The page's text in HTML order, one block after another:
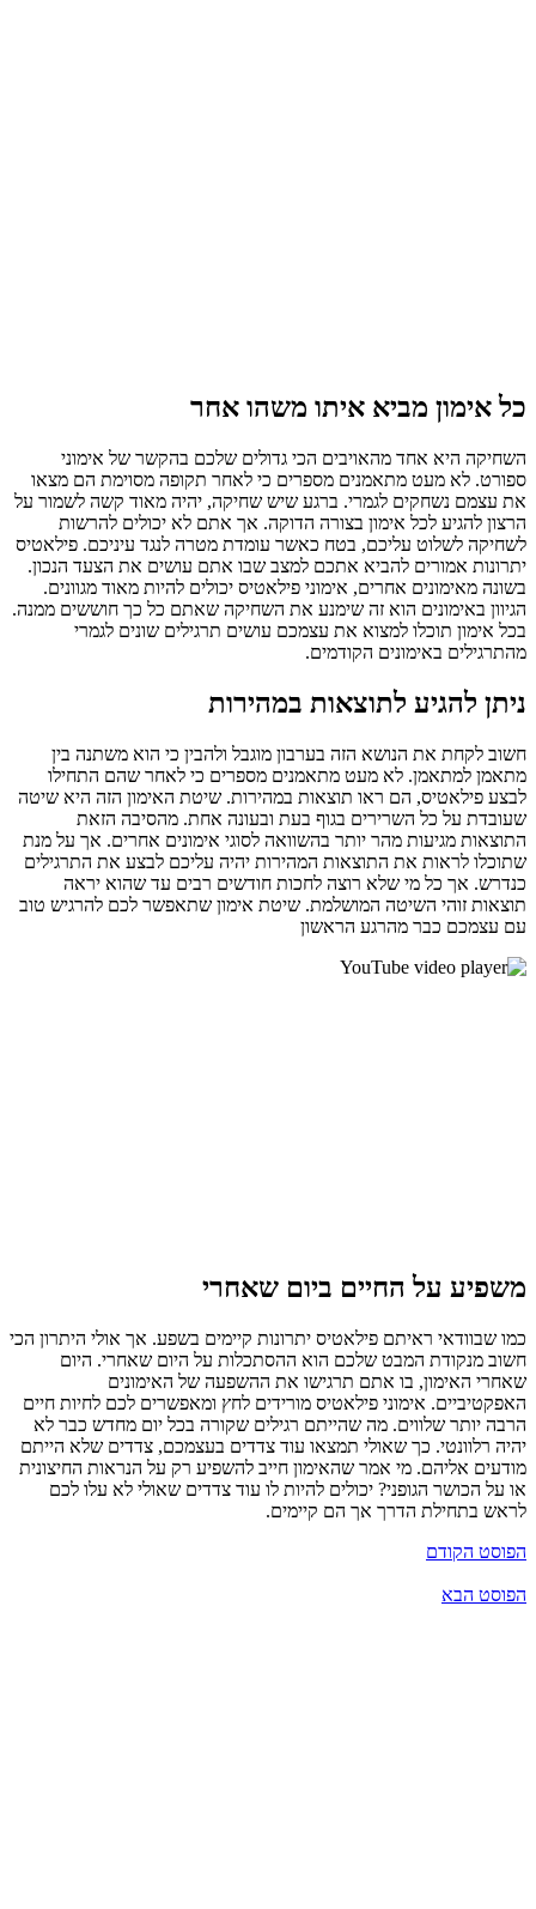
כל אימון מביא איתו משהו אחר
השחיקה היא אחד מהאויבים הכי גדולים שלכם בהקשר של אימוני
ספורט. לא מעט מתאמנים מספרים כי לאחר תקופה מסוימת הם מצאו
את עצמם נשחקים לגמרי. ברגע שיש שחיקה, יהיה מאוד קשה לשמור על
הרצון להגיע לכל אימון בצורה הדוקה. אך אתם לא יכולים להרשות
לשחיקה לשלוט עליכם, בטח כאשר עומדת מטרה לנגד עיניכם. פילאטיס
יתרונות אמורים להביא אתכם למצב שבו אתם עושים את הצעד הנכון.
בשונה מאימונים אחרים, אימוני פילאטיס יכולים להיות מאוד מגוונים.
הגיוון באימונים הוא זה שימנע את השחיקה שאתם כל כך חוששים ממנה.
בכל אימון תוכלו למצוא את עצמכם עושים תרגילים שונים לגמרי
מהתרגילים באימונים הקודמים.
ניתן להגיע לתוצאות במהירות
חשוב לקחת את הנושא הזה בערבון מוגבל ולהבין כי הוא משתנה בין
מתאמן למתאמן. לא מעט מתאמנים מספרים כי לאחר שהם התחילו
לבצע פילאטיס, הם ראו תוצאות במהירות. שיטת האימון הזה היא שיטה
שעובדת על כל השרירים בגוף בעת ובעונה אחת. מהסיבה הזאת
התוצאות מגיעות מהר יותר בהשוואה לסוגי אימונים אחרים. אך על מנת
שתוכלו לראות את התוצאות המהירות יהיה עליכם לבצע את התרגילים
כנדרש. אך כל מי שלא רוצה לחכות חודשים רבים עד שהוא יראה
תוצאות זוהי השיטה המושלמת. שיטת אימון שתאפשר לכם להרגיש טוב
עם עצמכם כבר מהרגע הראשון
משפיע על החיים ביום שאחרי
כמו שבוודאי ראיתם פילאטיס יתרונות קיימים בשפע. אך אולי היתרון הכי
חשוב מנקודת המבט שלכם הוא ההסתכלות על היום שאחרי. היום
שאחרי האימון, בו אתם תרגישו את ההשפעה של האימונים
האפקטיביים. אימוני פילאטיס מורידים לחץ ומאפשרים לכם לחיות חיים
הרבה יותר שלווים. מה שהייתם רגילים שקורה בכל יום מחדש כבר לא
יהיה רלוונטי. כך שאולי תמצאו עוד צדדים בעצמכם, צדדים שלא הייתם
מודעים אליהם. מי אמר שהאימון חייב להשפיע רק על הנראות החיצונית
או על הכושר הגופני? יכולים להיות לו עוד צדדים שאולי לא עלו לכם
לראש בתחילת הדרך אך הם קיימים.
הפוסט הקודם
הפוסט הבא